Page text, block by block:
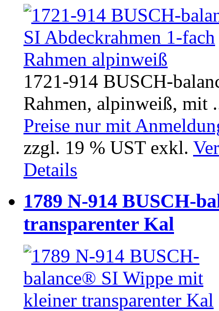
1721-914 BUSCH-
Rahmen, alpinweiß, mit
Preise nur mit
zzgl. 19 % UST exkl.
Details
1789 N-914 BUSCH-
transparenter Kal